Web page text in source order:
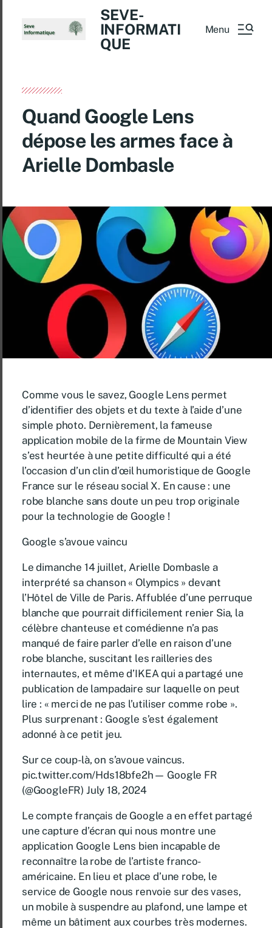
SEVE-
INFORMATI
QUE
Menu
Quand Google Lens
dépose les armes face à
Arielle Dombasle
Comme vous le savez, Google Lens permet
d’identifier des objets et du texte à l’aide d’une
simple photo. Dernièrement, la fameuse
application mobile de la firme de Mountain View
s’est heurtée à une petite difficulté qui a été
l’occasion d’un clin d’œil humoristique de Google
France sur le réseau social X. En cause : une
robe blanche sans doute un peu trop originale
pour la technologie de Google !
Google s’avoue vaincu
Le dimanche 14 juillet, Arielle Dombasle a
interprété sa chanson « Olympics » devant
l’Hôtel de Ville de Paris. Affublée d’une perruque
blanche que pourrait difficilement renier Sia, la
célèbre chanteuse et comédienne n’a pas
manqué de faire parler d’elle en raison d’une
robe blanche, suscitant les railleries des
internautes, et même d’IKEA qui a partagé une
publication de lampadaire sur laquelle on peut
lire : « merci de ne pas l’utiliser comme robe ».
Plus surprenant : Google s’est également
adonné à ce petit jeu.
Sur ce coup-là, on s’avoue vaincus.
pic.twitter.com/Hds18bfe2h— Google FR
(@GoogleFR) July 18, 2024
Le compte français de Google a en effet partagé
une capture d’écran qui nous montre une
application Google Lens bien incapable de
reconnaître la robe de l’artiste franco-
américaine. En lieu et place d’une robe, le
service de Google nous renvoie sur des vases,
un mobile à suspendre au plafond, une lampe et
même un bâtiment aux courbes très modernes.